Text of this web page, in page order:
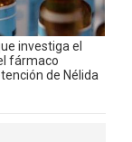
investiga el
fármaco
de Nélida